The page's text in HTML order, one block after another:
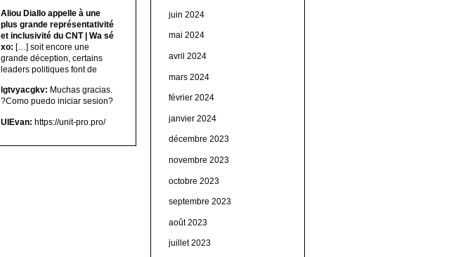
Aliou Diallo appelle à une
plus grande représentativité
et inclusivité du CNT | Wa sé
xo: […] soit encore une
grande déception, certains
leaders politiques font de
lgtvyacgkv: Muchas gracias.
?Como puedo iniciar sesion?
UIEvan: https://unit-pro.pro/
juin 2024
mai 2024
avril 2024
mars 2024
février 2024
janvier 2024
décembre 2023
novembre 2023
octobre 2023
septembre 2023
août 2023
juillet 2023